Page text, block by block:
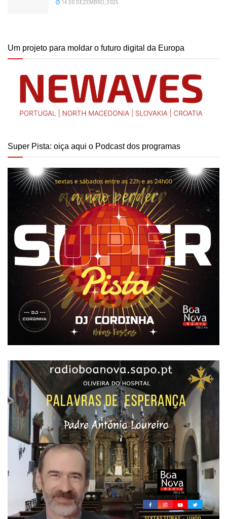
14 DE DEZEMBRO, 2025
Um projeto para moldar o futuro digital da Europa
Super Pista: oiça aqui o Podcast dos programas